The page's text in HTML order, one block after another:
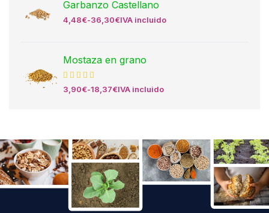
Garbanzo Castellano
4,48€-36,30€IVA incluido
Mostaza en grano
3,90€-18,37€IVA incluido